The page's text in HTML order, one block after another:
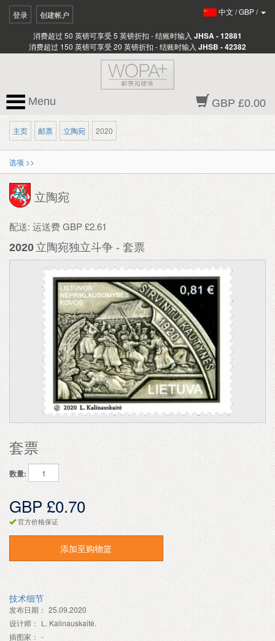
登录 创建帐户 中文 /GBP/
消费超过 50 英镑可享受 5 英镑折扣 - 结账时输入 JHSA - 12881
消费超过 150 英镑可享受 20 英镑折扣 - 结账时输入 JHSB - 42382
GBP £0.00
Menu
主页 邮票 立陶宛 2020
选项 >>
立陶宛
配送: 运送费 GBP £2.61
2020 立陶宛独立斗争 - 套票
套票
数量:
GBP £0.70
官方价格保证
添加至购物篮
技术细节
发布日期： 25.09.2020
设计师： L. Kalinauskaitė.
插图家： -